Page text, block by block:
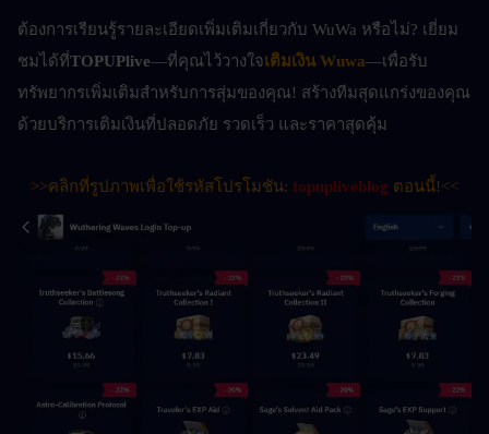
ต้องการเรียนรู้รายละเอียดเพิ่มเติมเกี่ยวกับ WuWa หรือไม่? เยี่ยม
ชมได้ที่TOPUPlive—ที่คุณไว้วางใจเติมเงิน Wuwa—เพื่อรับ
ทรัพยากรเพิ่มเติมสำหรับการสุ่มของคุณ! สร้างทีมสุดแกร่งของคุณ
ด้วยบริการเติมเงินที่ปลอดภัย รวดเร็ว และราคาสุดคุ้ม
>>คลิกที่รูปภาพเพื่อใช้รหัสโปรโมชัน: topupliveblog ตอนนี้!<<